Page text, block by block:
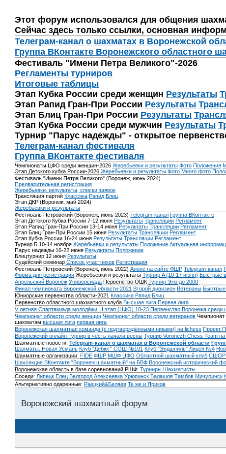
Этот форум использовался для общения
Сейчас здесь только ссылки, основная
Телеграм-канал о шахматах в Воронежской
Группа ВКонтакте Воронежского областного
Фестиваль "Имени Петра Великого"-2026
Регламенты турниров
Итоговые таблицы
Этап Кубка России среди женщин Результаты
Этап Рапид Гран-При России Результаты
Этап Блиц Гран-При России Результаты
Этап Кубка России среди мужчин Результаты
Турнир "Парус надежды" - открытое
Телеграм-канал фестиваля
Группа ВКонтакте фестиваля
Чемпионаты ЦФО среди женщин-2026 Жеребьевки и результаты Фото Положения
Этап Детского кубка России-2026 Жеребьевки и результаты Фото Много фото
Фестиваль "Имени Петра Великого" (Воронеж, июнь 2024)
Предварительная регистрация
Жеребьевки, результаты, списки заявок
Трансляция партий Классика Рапид Блиц
Этап ДКР (Воронеж, май 2024)
Жеребьевки и результаты
Фестиваль Петровский (Воронеж, июнь 2023) Telegram-канал Группа ВКонтакте
Этап Детского Кубка России 7-12 июня Результаты Трансляции Регламент
Этап Рапид Гран-При России 13-14 июня Результаты Трансляции Регламент
Этап Блиц Гран-При России 15 июня Результаты Трансляции Регламент
Этап Кубка России 16-24 июня Результаты Трансляции Регламент
Турнир Б 10-14 ноября Жеребьевки и результаты Положение Актуальная
Парус надежды 16-22 июня Результаты Положение
Блицтурнир 12 июня Результаты
Судейский семинар Список участников Регистрация
Фестиваль Петровский (Воронеж, июнь 2022) Анонс на сайте ФШР Telegram-канал
Форма для регистрации Жеребьевки и результаты Турнир A (10-17 июня) Быстрые
Апрельский Воронеж Универсиада Первенство ОШК Турнир Эло до 2000
Финал чемпионата Воронежской области-2021 Второй дивизион Ветераны
Юниорские первенства области-2021 Классика Рапид Блиц
Первенство областного шахматного клуба Высшая лига Первая лига
V летняя Спартакиада молодёжи, II этап (ЦФО) 18-23 Первенство Воронежа среди
Чемпионат области среди женщин Чемпионат области среди ветеранов Чемпионат
шахматам высшая лига первая лига
Воронежская шахматная команда (с подтверждёнными никами) на lichess Проект
Воронежский онлайн-турнир в честь начала весны Турнир Voronezh Chess Team
Шахматные новости: Telegram-канал о шахматах в Воронежской области
Шахматы. Новая Усмань Клуб "Дебют" СОШ №101 Клуб "Эндшпиль" Лицея №4
Шахматные организации: FIDE ФШР МШФ ЦФО Областной шахматный клуб СШОР
Шахсекция ВКонтакте "Воронеж шахматный" на БВФ Воронежский исторический
Воронежская область в базе соревнований РШФ: Турниры Шахматисты
Соседи: Липецк Елец Белгород Алексеевка Урюпинск Балашов Тамбов Мичуринск
Альтернативно одаренные: Раецкий&Беляев Те же и Яриков
Воронежский шахматный форум